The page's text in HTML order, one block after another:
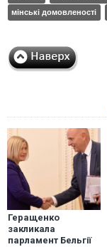
мінські домовленості
Геращенко
закликала
парламент Бельгії